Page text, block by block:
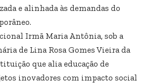
e alinhada às demandas do
Irmã Maria Antônia, sob a
de Lina Rosa Gomes Vieira da
que alia educação de
inovadores com impacto social